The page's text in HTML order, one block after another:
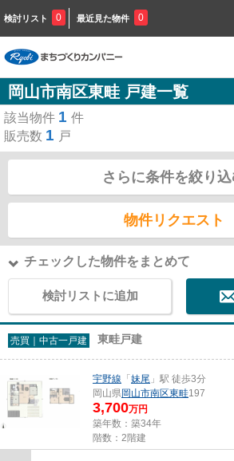
検討リスト 0 最近見た物件 0
岡山市南区東畦 戸建一覧
該当物件 1 件
販売数 1 戸
さらに条件を絞り
物件リクエスト
チェックした物件をまとめて
検討リストに追加
売買｜中古一戸建 東畦戸建
宇野線 「 妹尾 」駅 徒歩3分
岡山県岡山市南区東畦197
3,700万円
築年数：築34年
階数：2階建